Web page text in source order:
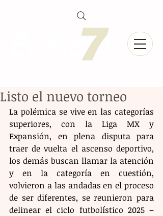
Listo el nuevo torneo
La polémica se vive en las categorías
superiores, con la Liga MX y
Expansión, en plena disputa para
traer de vuelta el ascenso deportivo,
los demás buscan llamar la atención
y en la categoría en cuestión,
volvieron a las andadas en el proceso
de ser diferentes, se reunieron para
delinear el ciclo futbolístico 2025 –